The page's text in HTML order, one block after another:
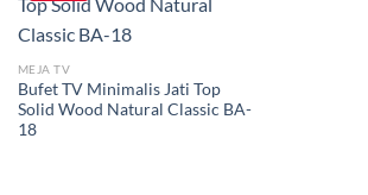
MEJA TV
Bufet TV Minimalis Jati Top
Solid Wood Natural Classic BA-
18